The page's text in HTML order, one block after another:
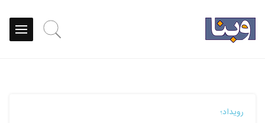
رویداد؛